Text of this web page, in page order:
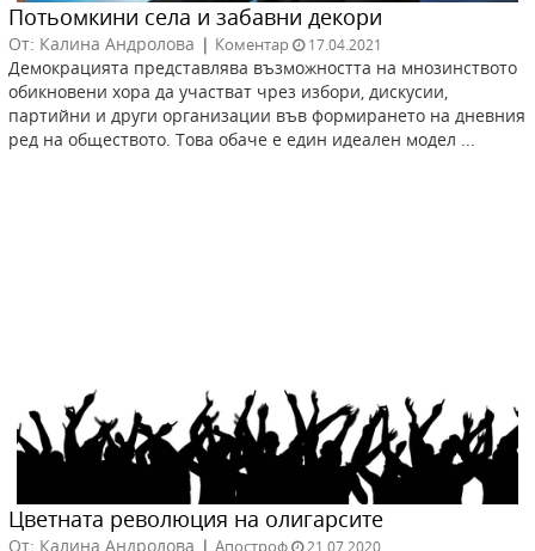
Потьомкини села и забавни декори
От: Калина Андролова | Коментар 17.04.2021
Демокрацията представлява възможността на мнозинството
обикновени хора да участват чрез избори, дискусии,
партийни и други организации във формирането на дневния
ред на обществото. Това обаче е един идеален модел ...
Цветната революция на олигарсите
От: Калина Андролова | Апостроф 21.07.2020